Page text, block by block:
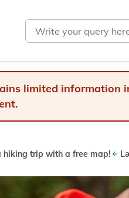
Search
limited information
hiking trip with a free map!